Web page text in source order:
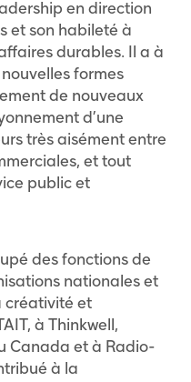
en direction
et son habileté à
durables. Il a à
formes
de nouveaux
d’une
très aisément entre
et tout
public et
des fonctions de
nationales et
créativité et
à Thinkwell,
Canada et à Radio-
à la